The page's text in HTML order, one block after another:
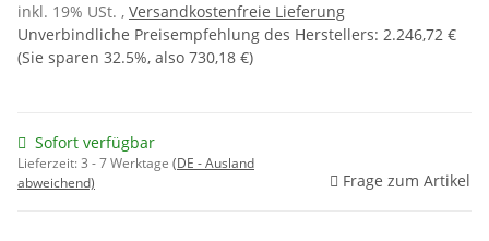
inkl. 19% USt. , Versandkostenfreie Lieferung
Unverbindliche Preisempfehlung des Herstellers: 2.246,72 €
(Sie sparen 32.5%, also 730,18 €)
Sofort verfügbar
Lieferzeit:3 - 7 Werktage (DE - Ausland
abweichend)
Frage zum Artikel